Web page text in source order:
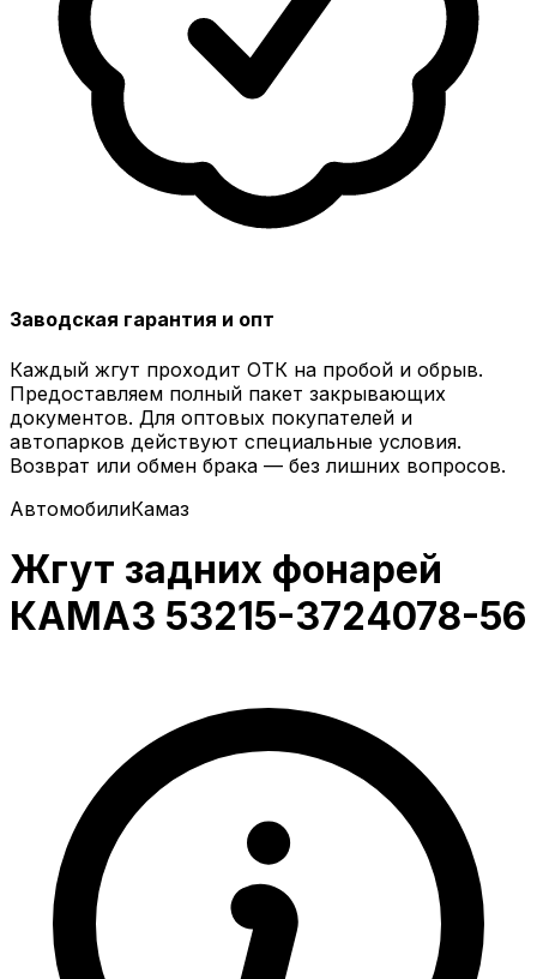
Заводская гарантия и опт
Каждый жгут проходит ОТК на пробой и обрыв.
Предоставляем полный пакет закрывающих
документов. Для оптовых покупателей и
автопарков действуют специальные условия.
Возврат или обмен брака — без лишних вопросов.
АвтомобилиКамаз
Жгут задних фонарей
КАМАЗ 53215-3724078-56